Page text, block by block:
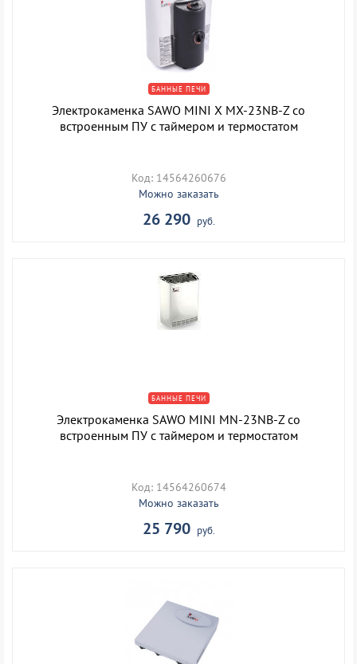
БАННЫЕ ПЕЧИ
Электрокаменка SAWO MINI X MX-23NB-Z со
встроенным ПУ с таймером и термостатом
Код: 14564260676
Можно заказать
26 290 руб.
БАННЫЕ ПЕЧИ
Электрокаменка SAWO MINI MN-23NB-Z со
встроенным ПУ с таймером и термостатом
Код: 14564260674
Можно заказать
25 790 руб.